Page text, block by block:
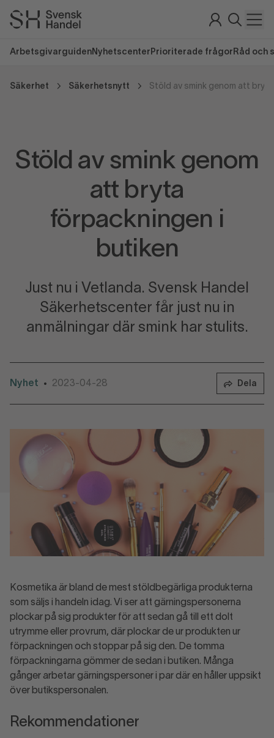
Arbetsgivarguiden Nyhetscenter Prioriterade frågor Råd och
Säkerhet Säkerhetsnytt
Stöld av smink genom
att bryta
förpackningen i
butiken
Just nu i Vetlanda. Svensk Handel
Säkerhetscenter får just nu in
anmälningar där smink har stulits.
Nyhet • 2023-04-28 Dela
Kosmetika är bland de mest stöldbegärliga produkterna
som säljs i handeln idag. Vi ser att gärningspersonerna
plockar på sig produkter för att sedan gå till ett dolt
utrymme eller provrum, där plockar de ur produkten ur
förpackningen och stoppar på sig den. De tomma
förpackningarna gömmer de sedan i butiken. Många
gånger arbetar gärningspersoner i par där en håller uppsikt
över butikspersonalen.
Rekommendationer